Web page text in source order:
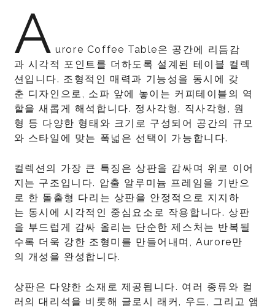
A urore Coffee Table은 공간에 리듬감
과 시각적 포인트를 더하도록 설계된 테이블 컬렉
션입니다. 조형적인 매력과 기능성을 동시에 갖
춘 디자인으로, 소파 앞에 놓이는 커피테이블의 역
할을 새롭게 해석합니다. 정사각형, 직사각형, 원
형 등 다양한 형태와 크기로 구성되어 공간의 규모
와 스타일에 맞는 폭넓은 선택이 가능합니다.
컬렉션의 가장 큰 특징은 상판을 감싸며 위로 이어
지는 구조입니다. 압출 알루미늄 프레임을 기반으
로 한 돌출형 다리는 상판을 안정적으로 지지하
는 동시에 시각적인 중심요소로 작용합니다. 상판
을 부드럽게 감싸 올리는 단순한 제스처는 반복될
수록 더욱 강한 조형미를 만들어내며, Aurore만
의 개성을 완성합니다.
상판은 다양한 소재로 제공됩니다. 여러 종류와 컬
러의 대리석을 비롯해 글로시 래커, 우드, 그리고 앰